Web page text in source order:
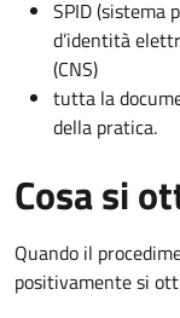
SPID (sistema
d’identità
(CNS)
tutta la
della pratica.
Cosa si
Quando il
positivamente si